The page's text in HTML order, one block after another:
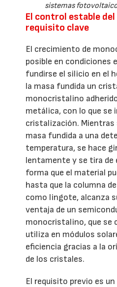
sistemas
El control estable
requisito clave
El crecimiento de
posible en condiciones
fundirse el silicio en el
la masa fundida un
monocristalino
metálica, con lo que se
cristalización. Mientras
masa fundida a una
temperatura, se hace
lentamente y se tira de
forma que el material
hasta que la columna
como lingote, alcanza
ventaja de un
monocristalino, que se
utiliza en módulos
eficiencia gracias a la
de los cristales.
El requisito previo es